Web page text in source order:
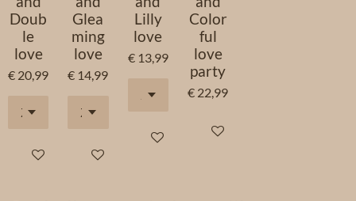
Doub
le
love
€ 20,99
In winkelwagen
Glea
ming
love
€ 14,99
In winkelwagen
Lilly
love
€ 13,99
In winkelwagen
Color
ful
love
party
€ 22,99
In winkelwagen